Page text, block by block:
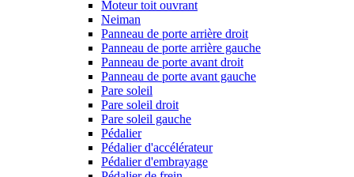
Moteur toit ouvrant
Neiman
Panneau de porte arrière droit
Panneau de porte arrière gauche
Panneau de porte avant droit
Panneau de porte avant gauche
Pare soleil
Pare soleil droit
Pare soleil gauche
Pédalier
Pédalier d'accélérateur
Pédalier d'embrayage